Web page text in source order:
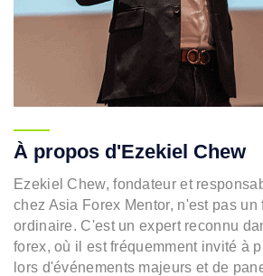
À propos d'Ezekiel Chew
Ezekiel Chew, fondateur et
chez Asia Forex Mentor, n'est pas un
ordinaire. C'est un expert reconnu
forex, où il est fréquemment invité à
lors d'événements majeurs et de